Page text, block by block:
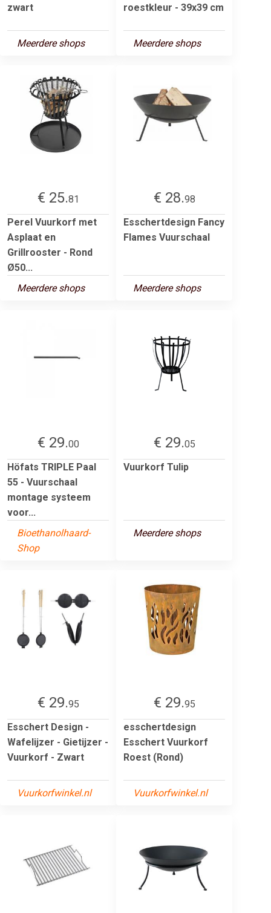
zwart
Meerdere shops
roestkleur - 39x39 cm
Meerdere shops
€ 25.81
Perel Vuurkorf met
Asplaat en
Grillrooster - Rond
Ø50...
Meerdere shops
€ 28.98
Esschertdesign Fancy
Flames Vuurschaal
Meerdere shops
€ 29.00
Höfats TRIPLE Paal
55 - Vuurschaal
montage systeem
voor...
Bioethanolhaard-
Shop
€ 29.05
Vuurkorf Tulip
Meerdere shops
€ 29.95
Esschert Design -
Wafelijzer - Gietijzer -
Vuurkorf - Zwart
Vuurkorfwinkel.nl
€ 29.95
esschertdesign
Esschert Vuurkorf
Roest (Rond)
Vuurkorfwinkel.nl